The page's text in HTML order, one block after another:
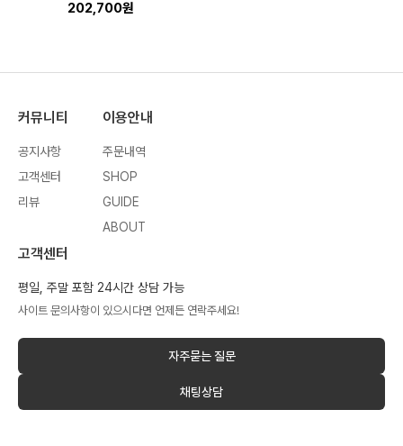
202,700원
커뮤니티
공지사항
고객센터
리뷰
이용안내
주문내역
SHOP
GUIDE
ABOUT
고객센터
평일, 주말 포함 24시간 상담 가능
사이트 문의사항이 있으시다면 언제든 연락주세요!
자주묻는 질문
채팅상담